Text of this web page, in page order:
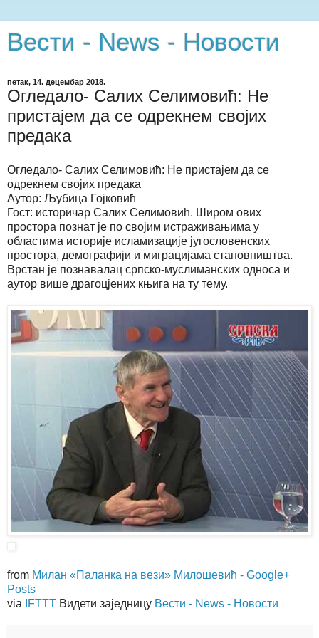
Вести - News - Новости
петак, 14. децембар 2018.
Огледало- Салих Селимовић: Не
пристајем да се одрекнем својих
предака
Огледало- Салих Селимовић: Не пристајем да се
одрекнем својих предака
Аутор: Љубица Гојковић
Гост: историчар Салих Селимовић. Широм ових
простора познат је по својим истраживањима у
областима историје исламизације југословенских
простора, демографији и миграцијама становништва.
Врстан је познавалац српско-муслиманских односа и
аутор више драгоцјених књига на ту тему.
from Милан «Паланка на вези» Милошевић - Google+
Posts
via
IFTTT Видети заједницу Вести - News - Новости